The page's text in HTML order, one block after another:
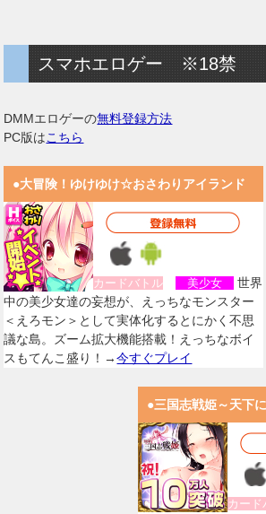
スマホエロゲー ※18禁
DMMエロゲーの無料登録方法
PC版はこちら
●大冒険！ゆけゆけ☆おさわりアイランド
カードバトル 美少女
世界
中の美少女達の妄想が、えっちなモンスター
＜えろモン＞として実体化するとにかく不思
議な島。ズーム拡大機能搭載！えっちなボイ
スもてんこ盛り！→今すぐプレイ
●三国志戦姫～天下
カード